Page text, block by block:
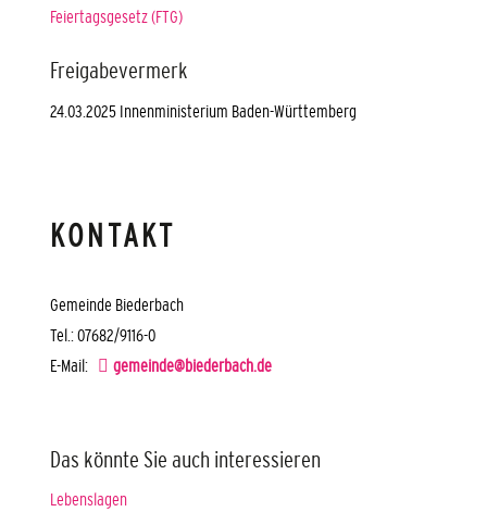
Feiertagsgesetz (FTG)
Freigabevermerk
24.03.2025 Innenministerium Baden-Württemberg
KONTAKT
Gemeinde Biederbach
Tel.: 07682/9116-0
E-Mail:
gemeinde@biederbach.de
Das könnte Sie auch interessieren
Lebenslagen